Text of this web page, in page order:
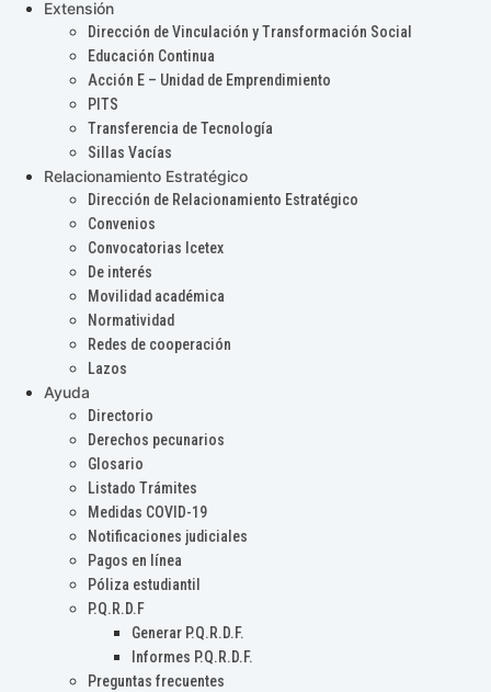
Extensión
Dirección de Vinculación y Transformación Social
Educación Continua
Acción E – Unidad de Emprendimiento
PITS
Transferencia de Tecnología
Sillas Vacías
Relacionamiento Estratégico
Dirección de Relacionamiento Estratégico
Convenios
Convocatorias Icetex
De interés
Movilidad académica
Normatividad
Redes de cooperación
Lazos
Ayuda
Directorio
Derechos pecunarios
Glosario
Listado Trámites
Medidas COVID-19
Notificaciones judiciales
Pagos en línea
Póliza estudiantil
P.Q.R.D.F
Generar P.Q.R.D.F.
Informes P.Q.R.D.F.
Preguntas frecuentes